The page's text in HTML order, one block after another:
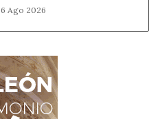
6 Ago 2026